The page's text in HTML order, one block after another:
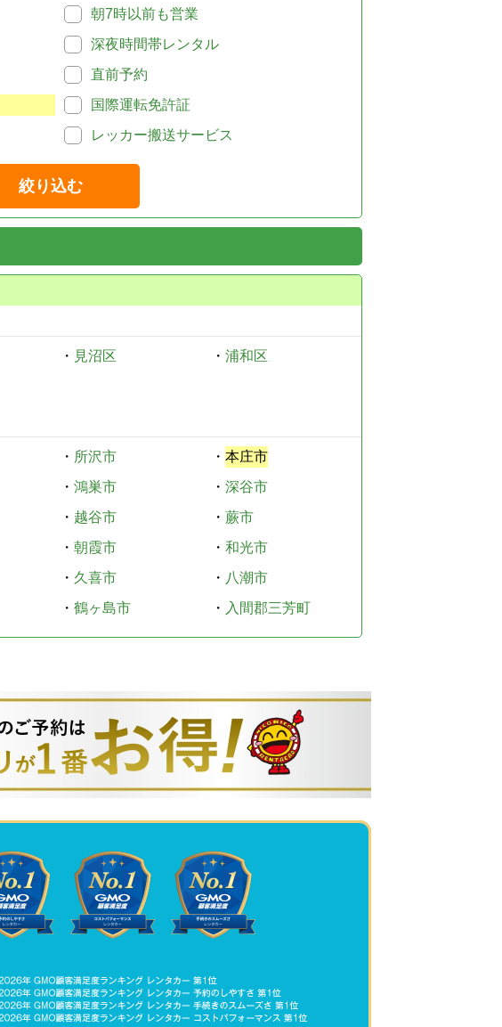
朝7時以前も営業
深夜時間帯レンタル
直前予約
国際運転免許証
レッカー搬送サービス
絞り込む
・ 見沼区 ・ 浦和区
・ 所沢市 ・ 本庄市
・ 鴻巣市 ・ 深谷市
・ 越谷市 ・ 蕨市
・ 朝霞市 ・ 和光市
・ 久喜市 ・ 八潮市
・ 鶴ヶ島市 ・ 入間郡三芳町